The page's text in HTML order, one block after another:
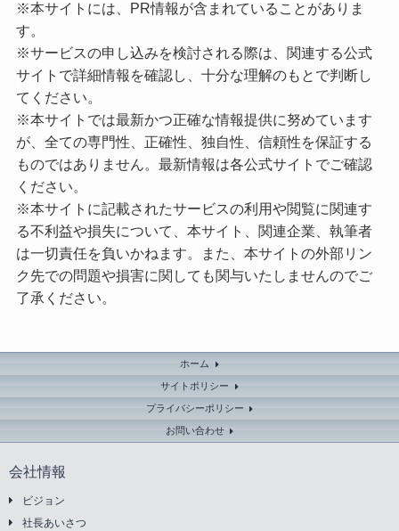
※本サイトには、PR情報が含まれていることがありま
す。
※サービスの申し込みを検討される際は、関連する公式
サイトで詳細情報を確認し、十分な理解のもとで判断し
てください。
※本サイトでは最新かつ正確な情報提供に努めています
が、全ての専門性、正確性、独自性、信頼性を保証する
ものではありません。最新情報は各公式サイトでご確認
ください。
※本サイトに記載されたサービスの利用や閲覧に関連す
る不利益や損失について、本サイト、関連企業、執筆者
は一切責任を負いかねます。また、本サイトの外部リン
ク先での問題や損害に関しても関与いたしませんのでご
了承ください。
ホーム
サイトポリシー
プライバシーポリシー
お問い合わせ
会社情報
ビジョン
社長あいさつ